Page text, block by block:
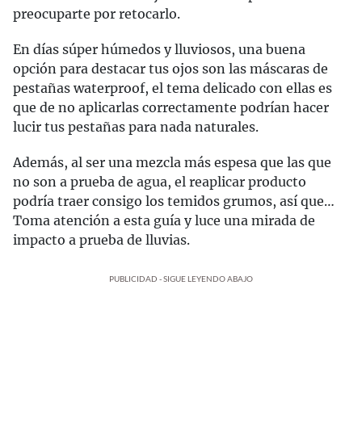
preocuparte por retocarlo.
En días súper húmedos y lluviosos, una buena
opción para destacar tus ojos son las máscaras de
pestañas waterproof, el tema delicado con ellas es
que de no aplicarlas correctamente podrían hacer
lucir tus pestañas para nada naturales.
Además, al ser una mezcla más espesa que las que
no son a prueba de agua, el reaplicar producto
podría traer consigo los temidos grumos, así que…
Toma atención a esta guía y luce una mirada de
impacto a prueba de lluvias.
PUBLICIDAD - SIGUE LEYENDO ABAJO